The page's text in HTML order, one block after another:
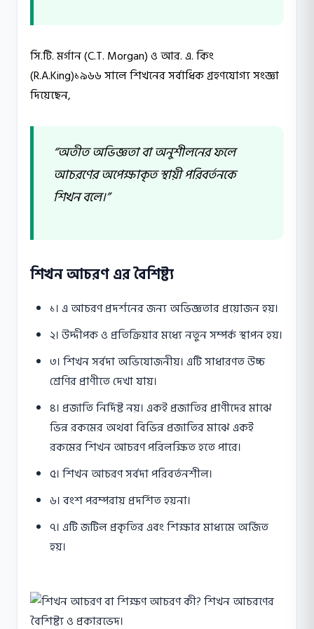
সি.টি. মর্গান (C.T. Morgan) ও আর. এ. কিং
(R.A.King)১৯৬৬ সালে শিখনের সর্বাধিক গ্রহণযােগ্য সংজ্ঞা
দিয়েছেন,
“অতীত অভিজ্ঞতা বা অনুশীলনের ফলে
আচরণের অপেক্ষাকৃত স্থায়ী পরিবর্তনকে
শিখন বলে।”
শিখন আচরণ এর বৈশিষ্ট্য
১। এ আচরণ প্রদর্শনের জন্য অভিজ্ঞতার প্রয়ােজন হয়।
২। উদ্দীপক ও প্রতিক্রিয়ার মধ্যে নতুন সম্পর্ক স্থাপন হয়।
৩। শিখন সর্বদা অভিযােজনীয়। এটি সাধারণত উচ্চ
শ্রেণির প্রাণীতে দেখা যায়।
৪। প্রজাতি নির্দিষ্ট নয়। একই প্রজাতির প্রাণীদের মাঝে
ভিন্ন রকমের অথবা বিভিন্ন প্রজাতির মাঝে একই
রকমের শিখন আচরণ পরিলক্ষিত হতে পারে।
৫। শিখন আচরণ সর্বদা পরিবর্তনশীল।
৬। বংশ পরম্পরায় প্রদর্শিত হয়না।
৭। এটি জটিল প্রকৃতির এবং শিক্ষার মাধ্যমে অর্জিত
হয়।